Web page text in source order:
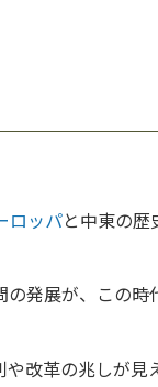
ロッパと中東の歴
の発展が、この時
改革の兆しが見